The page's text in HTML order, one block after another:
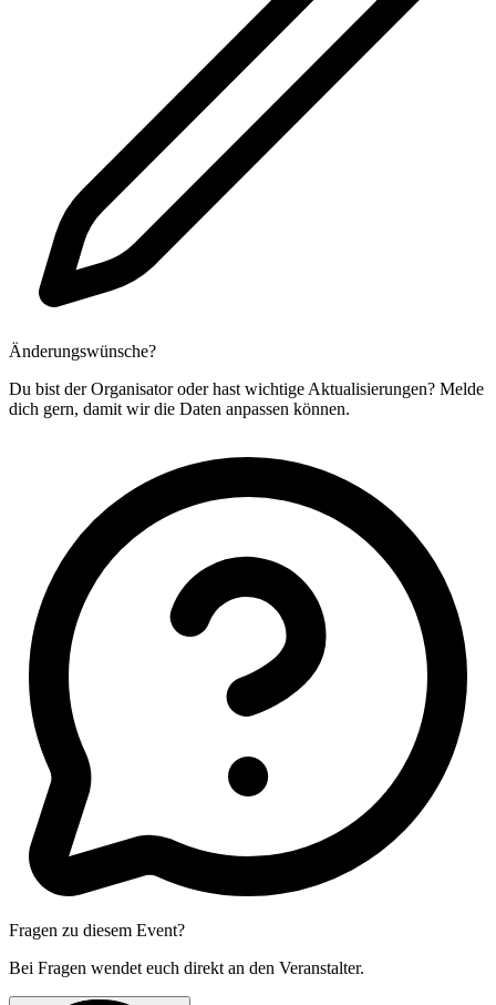
Änderungswünsche?
Du bist der Organisator oder hast wichtige Aktualisierungen? Melde
dich gern, damit wir die Daten anpassen können.
Fragen zu diesem Event?
Bei Fragen wendet euch direkt an den Veranstalter.